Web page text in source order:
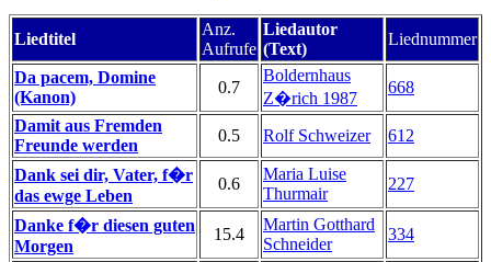
Liedtitel
Anz.
Aufrufe
Liedautor
(Text)
Liednummer
Da pacem, Domine
(Kanon)
0.7
Boldernhaus
Z�rich 1987
668
Damit aus Fremden
Freunde werden
0.5 Rolf Schweizer 612
Dank sei dir, Vater, f�r
das ewge Leben
0.6
Maria Luise
Thurmair
227
Danke f�r diesen guten
Morgen
15.4
Martin Gotthard
Schneider
334